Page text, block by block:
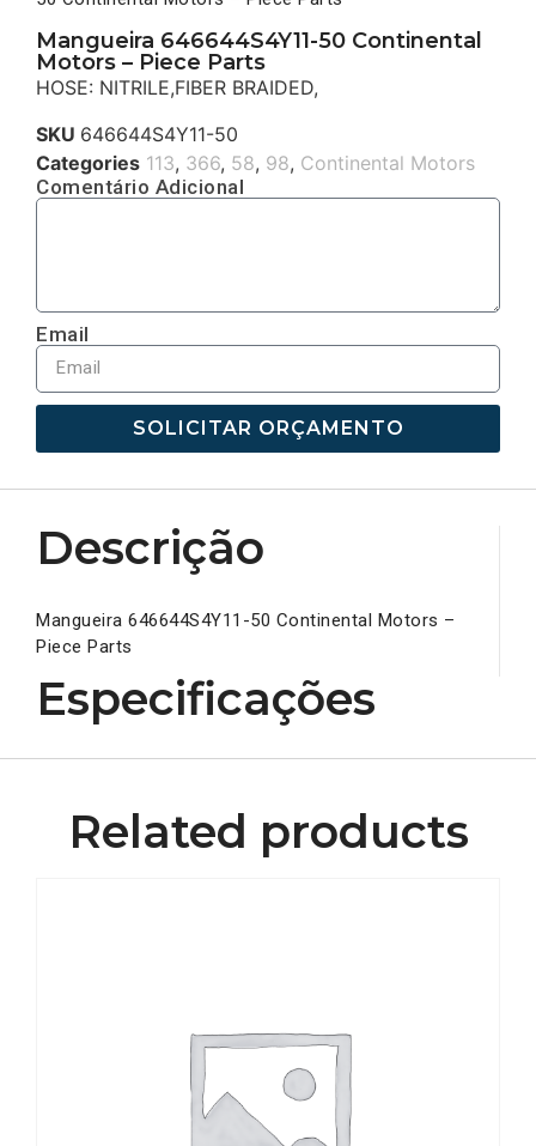
Mangueira 646644S4Y11-50 Continental
Motors – Piece Parts
HOSE: NITRILE,FIBER BRAIDED,
SKU 646644S4Y11-50
Categories 113, 366, 58, 98, Continental Motors
Comentário Adicional
Email
SOLICITAR ORÇAMENTO
Descrição
Mangueira 646644S4Y11-50 Continental Motors –
Piece Parts
Especificações
Related products